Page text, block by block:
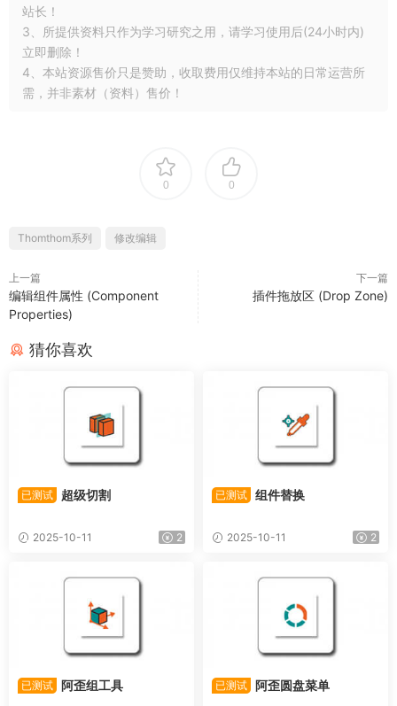
站长！
3、所提供资料只作为学习研究之用，请学习使用后(24小时内)
立即删除！
4、本站资源售价只是赞助，收取费用仅维持本站的日常运营所
需，并非素材（资料）售价！
0 0
Thomthom系列 修改编辑
上一篇
编辑组件属性 (Component
Properties)
下一篇
插件拖放区 (Drop Zone)
猜你喜欢
已测试 超级切割
2025-10-11 2
已测试 组件替换
2025-10-11 2
已测试 阿歪组工具 已测试 阿歪圆盘菜单